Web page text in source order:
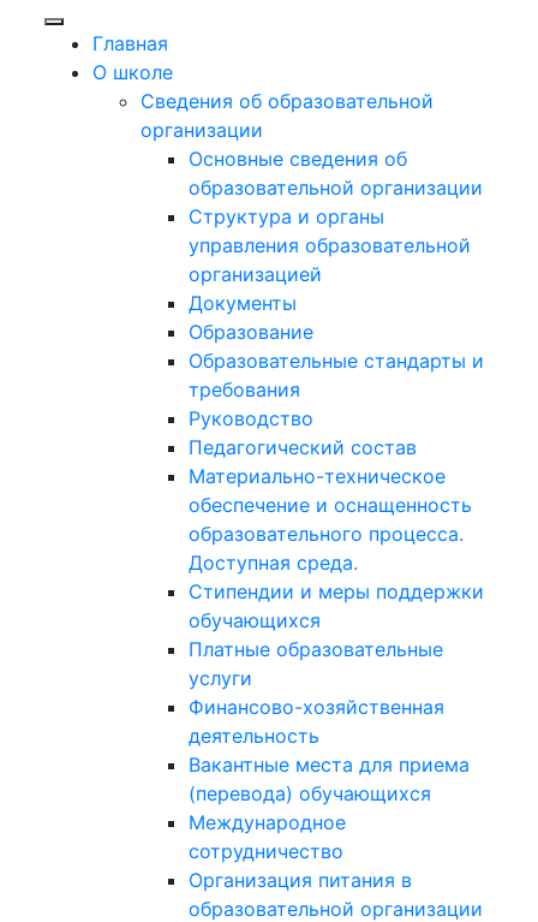
Главная
О школе
Сведения об образовательной
организации
Основные сведения об
образовательной организации
Структура и органы
управления образовательной
организацией
Документы
Образование
Образовательные стандарты и
требования
Руководство
Педагогический состав
Материально-техническое
обеспечение и оснащенность
образовательного процесса.
Доступная среда.
Стипендии и меры поддержки
обучающихся
Платные образовательные
услуги
Финансово-хозяйственная
деятельность
Вакантные места для приема
(перевода) обучающихся
Международное
сотрудничество
Организация питания в
образовательной организации